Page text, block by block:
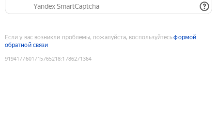
Yandex SmartCaptcha
Если у вас возникли проблемы, пожалуйста, воспользуйтесьформой
обратной связи
9194177601715765218:1786271364